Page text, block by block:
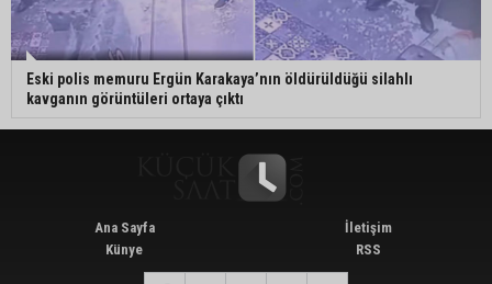
Eski polis memuru Ergün Karakaya’nın öldürüldüğü silahlı
kavganın görüntüleri ortaya çıktı
Ana Sayfa
Künye
İletişim
RSS